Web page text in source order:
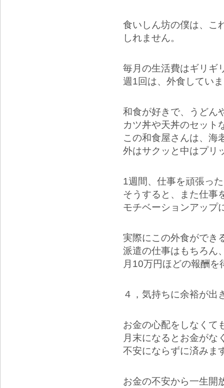
食いしん坊の僕は、こ
しれません。
毎月の生活費はギリギ
週1回は、外食してい
和食が好きで、うどん
カツ丼や天丼のセット
この和食屋さんは、海
外はサクッと中はプリ
1週間、仕事を頑張っ
そうすると、また仕事
モチベーションアップ
実際にこの外食ができ
派遣の仕事はもちろん
月10万円ほどの報酬
４，気持ちに余裕が出
お金の心配をしなくて
月末になるとお金がな
不安にならずに済みま
お金の不安から一生開